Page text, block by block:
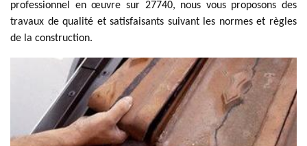
professionnel en œuvre sur 27740, nous vous proposons des
travaux de qualité et satisfaisants suivant les normes et règles
de la construction.